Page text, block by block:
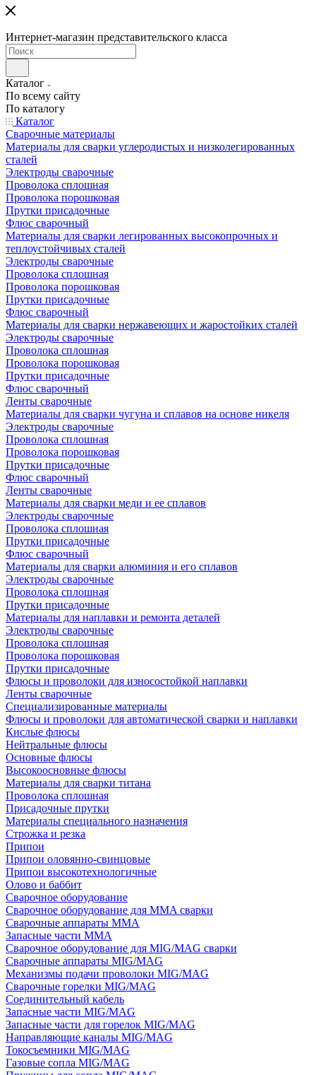
Интернет-магазин представительского класса
Каталог
По всему сайту
По каталогу
Каталог
Сварочные материалы
Материалы для сварки углеродистых и низколегированных
сталей
Электроды сварочные
Проволока сплошная
Проволока порошковая
Прутки присадочные
Флюс сварочный
Материалы для сварки легированных высокопрочных и
теплоустойчивых сталей
Электроды сварочные
Проволока сплошная
Проволока порошковая
Прутки присадочные
Флюс сварочный
Материалы для сварки нержавеющих и жаростойких сталей
Электроды сварочные
Проволока сплошная
Проволока порошковая
Прутки присадочные
Флюс сварочный
Ленты сварочные
Материалы для сварки чугуна и сплавов на основе никеля
Электроды сварочные
Проволока сплошная
Проволока порошковая
Прутки присадочные
Флюс сварочный
Ленты сварочные
Материалы для сварки меди и ее сплавов
Электроды сварочные
Проволока сплошная
Прутки присадочные
Флюс сварочный
Материалы для сварки алюминия и его сплавов
Электроды сварочные
Проволока сплошная
Прутки присадочные
Материалы для наплавки и ремонта деталей
Электроды сварочные
Проволока сплошная
Проволока порошковая
Прутки присадочные
Флюсы и проволоки для износостойкой наплавки
Ленты сварочные
Специализированные материалы
Флюсы и проволоки для автоматической сварки и наплавки
Кислые флюсы
Нейтральные флюсы
Основные флюсы
Высокоосновные флюсы
Материалы для сварки титана
Проволока сплошная
Присадочные прутки
Материалы специального назначения
Строжка и резка
Припои
Припои оловянно-свинцовые
Припои высокотехнологичные
Олово и баббит
Сварочное оборудование
Сварочное оборудование для MMA сварки
Сварочные аппараты MMA
Запасные части MMA
Сварочное оборудование для MIG/MAG сварки
Сварочные аппараты MIG/MAG
Механизмы подачи проволоки MIG/MAG
Сварочные горелки MIG/MAG
Соединительный кабель
Запасные части MIG/MAG
Запасные части для горелок MIG/MAG
Направляющие каналы MIG/MAG
Токосъемники MIG/MAG
Газовые сопла MIG/MAG